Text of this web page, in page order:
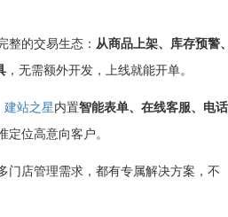
整的交易生态： 从商品上架、库存预警
，无需额外开发，上线就能开单。
建站之星内置智能表单、在线客服、电
位高意向客户。
门店管理需求，都有专属解决方案，不